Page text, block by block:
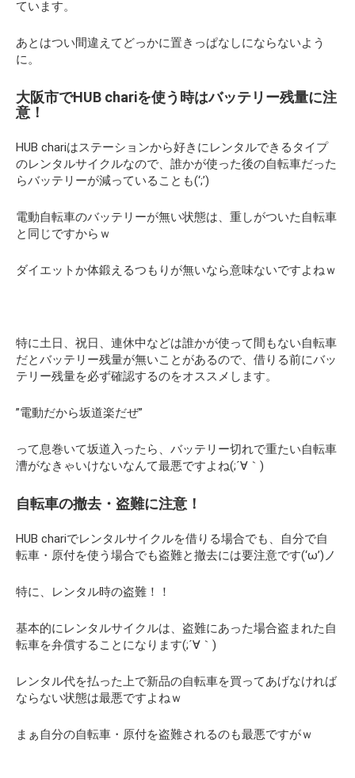
ています。
あとはつい間違えてどっかに置きっぱなしにならないよう
に。
大阪市でHUB chariを使う時はバッテリー残量に注
意！
HUB chariはステーションから好きにレンタルできるタイプ
のレンタルサイクルなので、誰かが使った後の自転車だった
らバッテリーが減っていることも(‘;’)
電動自転車のバッテリーが無い状態は、重しがついた自転車
と同じですからｗ
ダイエットか体鍛えるつもりが無いなら意味ないですよねｗ
特に土日、祝日、連休中などは誰かが使って間もない自転車
だとバッテリー残量が無いことがあるので、借りる前にバッ
テリー残量を必ず確認するのをオススメします。
”電動だから坂道楽だぜ”
って息巻いて坂道入ったら、バッテリー切れで重たい自転車
漕がなきゃいけないなんて最悪ですよね(;´∀｀)
自転車の撤去・盗難に注意！
HUB chariでレンタルサイクルを借りる場合でも、自分で自
転車・原付を使う場合でも盗難と撤去には要注意です(‘ω’)ノ
特に、レンタル時の盗難！！
基本的にレンタルサイクルは、盗難にあった場合盗まれた自
転車を弁償することになります(;´∀｀)
レンタル代を払った上で新品の自転車を買ってあげなければ
ならない状態は最悪ですよねｗ
まぁ自分の自転車・原付を盗難されるのも最悪ですがｗ